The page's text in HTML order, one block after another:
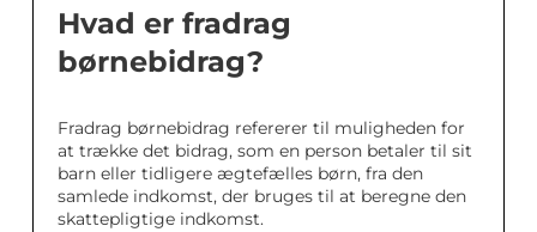
Hvad er fradrag
børnebidrag?
Fradrag børnebidrag refererer til muligheden for
at trække det bidrag, som en person betaler til sit
barn eller tidligere ægtefælles børn, fra den
samlede indkomst, der bruges til at beregne den
skattepligtige indkomst.